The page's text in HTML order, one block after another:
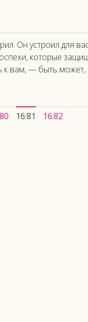
Он устроил для
которые
вам, — быть может,
16:81 16:82